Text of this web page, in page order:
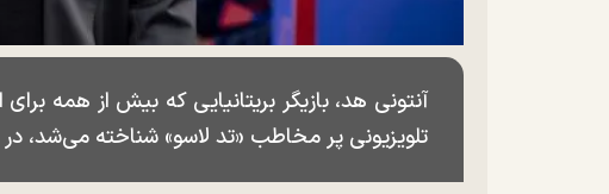
آنتونی هد، بازیگر بریتانیایی که بیش از همه
تلویزیونی پر مخاطب «تد لاسو» شناخته می‌شد، در ۷۲ سالگی درگذشت.